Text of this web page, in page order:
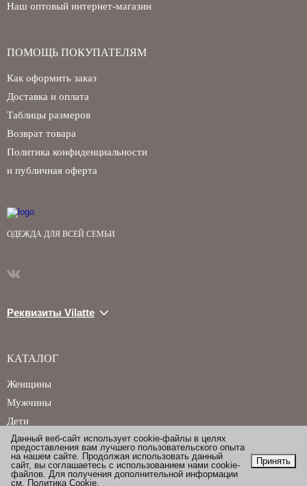
ОДЕЖДА ДЛЯ ВСЕЙ СЕМЬИ
Реквизиты Vilatte
Наш оптовый интернет-магазин
ПОМОЩЬ ПОКУПАТЕЛЯМ
Как оформить заказ
Доставка и оплата
Таблицы размеров
Возврат товара
Политика конфиденциальности
и публичная оферта
КАТАЛОГ
Женщины
Мужчины
Дети
Данный веб-сайт использует cookie-файлы в целях
предоставления вам лучшего пользовательского опыта
на нашем сайте. Продолжая использовать данный
сайт, вы соглашаетесь с использованием нами cookie-
файлов. Для получения дополнительной информации
см. Политика Cookie.
Принять